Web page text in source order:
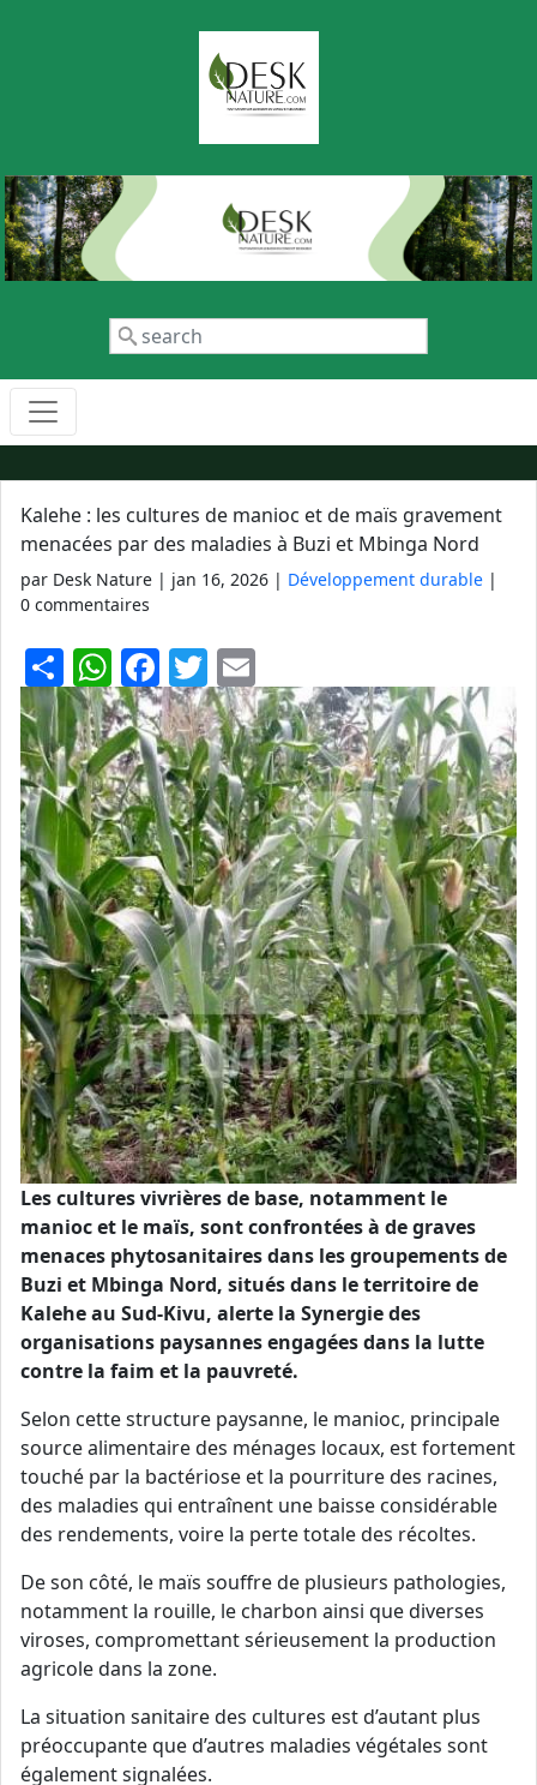
Kalehe : les cultures de manioc et de maïs gravement
menacées par des maladies à Buzi et Mbinga Nord
par Desk Nature | jan 16, 2026 | Développement durable |
0 commentaires
S
h
ar
e
W
h
at
s
A
p
p
F
a
c
e
b
o
o
k
T
w
itt
er
m
ai
l
Les cultures vivrières de base, notamment le
manioc et le maïs, sont confrontées à de graves
menaces phytosanitaires dans les groupements de
Buzi et Mbinga Nord, situés dans le territoire de
Kalehe au Sud-Kivu, alerte la Synergie des
organisations paysannes engagées dans la lutte
contre la faim et la pauvreté.
Selon cette structure paysanne, le manioc, principale
source alimentaire des ménages locaux, est fortement
touché par la bactériose et la pourriture des racines,
des maladies qui entraînent une baisse considérable
des rendements, voire la perte totale des récoltes.
De son côté, le maïs souffre de plusieurs pathologies,
notamment la rouille, le charbon ainsi que diverses
viroses, compromettant sérieusement la production
agricole dans la zone.
La situation sanitaire des cultures est d’autant plus
préoccupante que d’autres maladies végétales sont
également signalées.